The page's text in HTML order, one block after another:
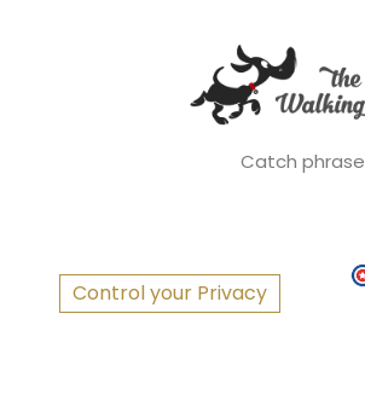
Catch phrase
Control your Privacy